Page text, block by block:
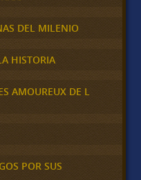
DEL MILENIO
HISTORIA
AMOUREUX DE L
POR SUS